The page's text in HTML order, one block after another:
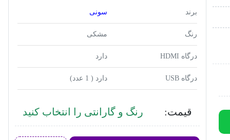
برند سونی
رنگ مشکی
درگاه HDMI دارد
درگاه USB دارد ( 1 عدد)
قیمت: رنگ و گارانتی را انتخاب کنید